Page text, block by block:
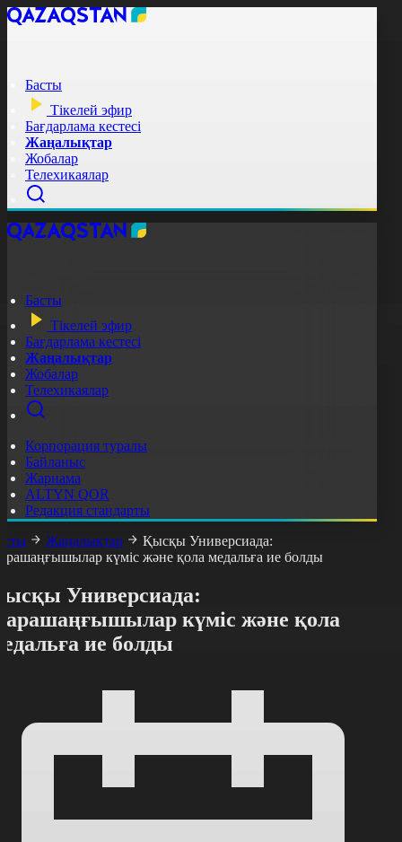
Басты
Тікелей эфир
Бағдарлама кестесі
Жаңалықтар
Жобалар
Телехикаялар
Басты
Тікелей эфир
Бағдарлама кестесі
Жаңалықтар
Жобалар
Телехикаялар
Корпорация туралы
Байланыс
Жарнама
ALTYN QOR
Редакция стандарты
Жаңалықтар
Қысқы Универсиада:
күміс және қола медальға ие болды
Универсиада:
күміс және қола
ие болды